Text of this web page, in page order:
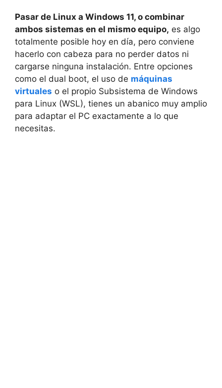
Pasar de Linux a Windows 11, o combinar
ambos sistemas en el mismo equipo, es algo
totalmente posible hoy en día, pero conviene
hacerlo con cabeza para no perder datos ni
cargarse ninguna instalación. Entre opciones
como el dual boot, el uso de máquinas
virtuales o el propio Subsistema de Windows
para Linux (WSL), tienes un abanico muy amplio
para adaptar el PC exactamente a lo que
necesitas.